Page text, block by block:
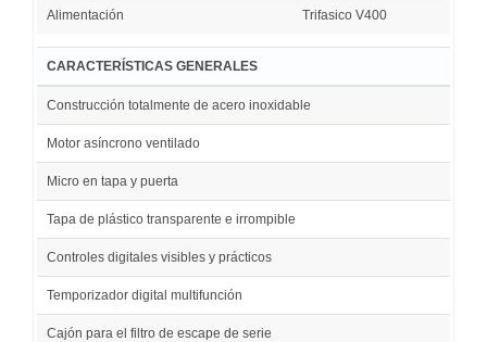
Alimentación Trifasico V400
CARACTERÍSTICAS GENERALES
Construcción totalmente de acero inoxidable
Motor asíncrono ventilado
Micro en tapa y puerta
Tapa de plástico transparente e irrompible
Controles digitales visibles y prácticos
Temporizador digital multifunción
Cajón para el filtro de escape de serie